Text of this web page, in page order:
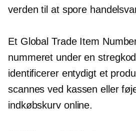
verden til at spore
Et Global Trade Item
nummeret under en
identificerer entydigt et
scannes ved kassen eller
indkøbskurv online.